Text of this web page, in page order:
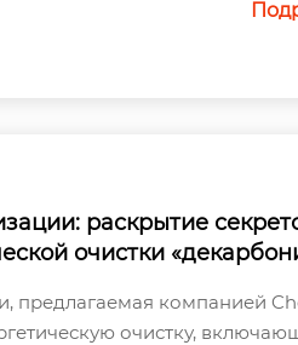
раскрытие
очистки
предлагаемая компанией
очистку,